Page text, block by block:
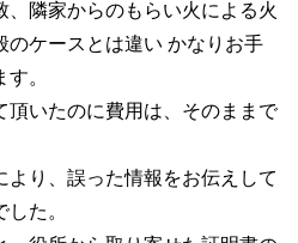
、隣家からのもらい火による火
のケースとは違い かなりお手
。
頂いたのに費用は、そのままで
より、誤った情報をお伝えして
た。